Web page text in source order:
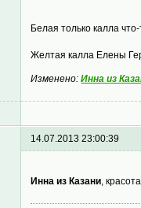
Белая только калла
Желтая калла Елены
Изменено:Инна из
14.07.2013 23:00:39
Инна из Казани,